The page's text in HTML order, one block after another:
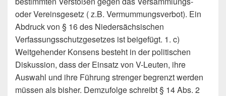
oder Vereinsgesetz ( z.B. Vermummungsverbot). Ein
Abdruck von § 16 des Niedersächsischen
Verfassungsschutzgesetzes ist beigefügt. 1. c)
Weitgehender Konsens besteht in der politischen
Diskussion, dass der Einsatz von V-Leuten, ihre
Auswahl und ihre Führung strenger begrenzt werden
müssen als bisher. Demzufolge schreibt § 14 Abs. 2